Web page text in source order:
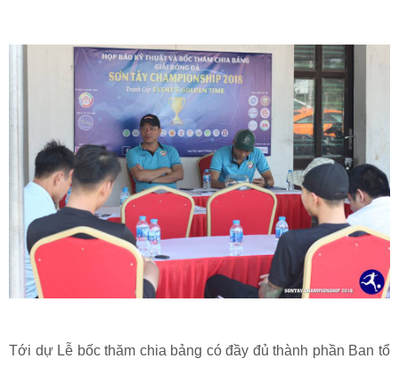
Tới dự Lễ bốc thăm chia bảng có đầy đủ thành phần Ban tổ